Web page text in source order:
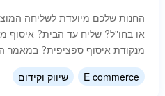
החנות שלכם מיועדת לשליחה
או בחו"ל? שליח עד הבית? איסוף
מנקודת איסוף ספציפית? במאמר
צעד איך לבצע את הדבר הכמעט
שלכם , איך להקים שיטות משלוח
E commerce שיווק וקידום